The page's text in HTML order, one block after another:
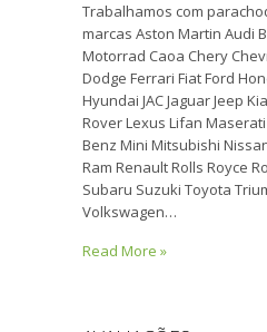
Trabalhamos com
marcas Aston Martin Audi
Motorrad Caoa Chery
Dodge Ferrari Fiat Ford
Hyundai JAC Jaguar Jeep
Rover Lexus Lifan
Benz Mini Mitsubishi
Ram Renault Rolls Royce
Subaru Suzuki Toyota
Volkswagen…
Read More »